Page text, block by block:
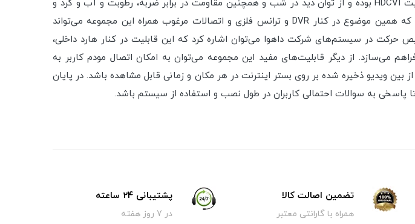
با مشکلات نصب و راه‌اندازی مرسوم، آماده خریداری کنید. دوربین‌های این مجموعه با کیفیت HDCVI بوده و از توان دید در شب و همچنین مقاومت در برابر ضربه، رطوبت و آب و گرد و
غبار برخوردار می‌باشد. در این مجموعه از کابل‌های ترکیبی مورد استفاده قرار گرفته است که همین موضوع در کنار DVR و ترانس فلزی و اتصالات مرغوب همراه این مجموعه می‌تواند
حرکت در سیستم‌های شرکت داهوا می‌توان اشاره کرد که این قابلیت در کنار هارد داخلی،
می‌سازد. از دیگر قابلیت‌های مفید این مجموعه می‌توان به امکان اتصال مودم کاربر به
بین ویدیو ذخیره شده بر روی بستر اینترنت در هر مکان و زمانی قابل مشاهده باشد. در پایان
به سوالات احتمالی کاربران در طول نصب و استفاده از سیستم باشد.
تضمین اصالت کالا
همراه با گارانتی معتبر
پشتیبانی 24 ساعته
در 7 روز هفته